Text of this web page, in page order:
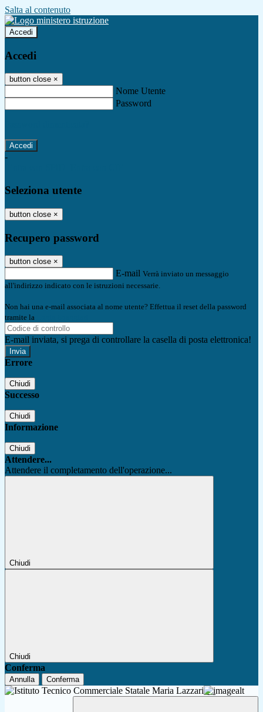
Salta al contenuto
Accedi
Accedi
button close ×
Nome Utente
Password
-
Seleziona utente
button close ×
Recupero password
button close ×
E-mail Verrà inviato un messaggio
all'indirizzo indicato con le istruzioni necessarie.
Non hai una e-mail associata al nome utente? Effettua il reset della password
tramite la
E-mail inviata, si prega di controllare la casella di posta elettronica!
Errore
Chiudi
Successo
Chiudi
Informazione
Chiudi
Attendere...
Attendere il completamento dell'operazione...
Chiudi
Chiudi
Conferma
Annulla Conferma